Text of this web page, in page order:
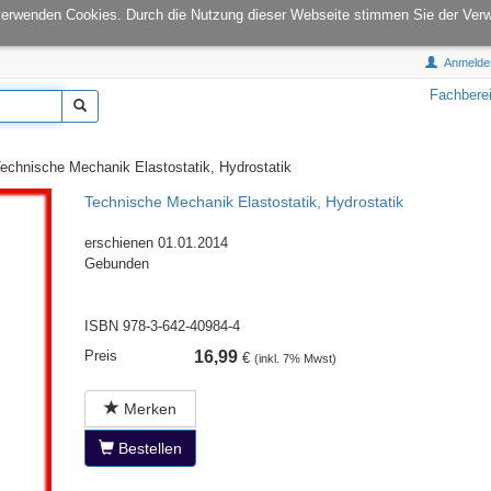
Cookies. Durch die Nutzung dieser Webseite stimmen Sie der
onCampus:S1|03 E-Mail:info@tu-books.de
Mechanik Elastostatik, Hydrostatik
Technische Mechanik Elastostatik, Hydrostatik
erschienen 01.01.2014
Gebunden
ISBN 978-3-642-40984-4
Preis
16,99€ (inkl. 7% Mwst)
Merken
Bestellen